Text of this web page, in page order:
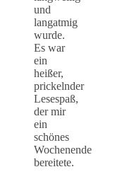
und
langatmig
wurde.
Es war
ein
heißer,
prickelnder
Lesespaß,
der mir
ein
schönes
Wochenende
bereitete.